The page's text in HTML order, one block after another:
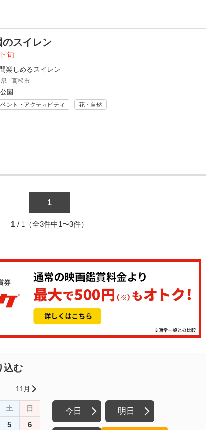
のスイレン
旬
楽しめるスイレン
高松市
園
ント・アクティビティ 花・自然
1
1 / 1（全3件中1〜3件）
込む
11月
土 日
5
6
今日 明日